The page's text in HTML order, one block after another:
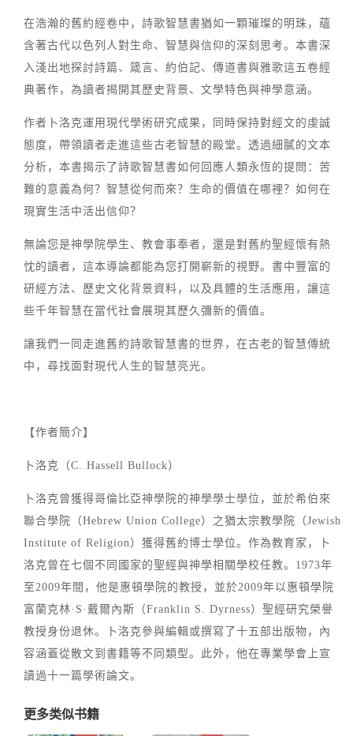
在浩瀚的舊約經卷中，詩歌智慧書猶如一顆璀璨的明珠，蘊
含著古代以色列人對生命、智慧與信仰的深刻思考。本書深
入淺出地探討詩篇、箴言、約伯記、傳道書與雅歌這五卷經
典著作，為讀者揭開其歷史背景、文學特色與神學意涵。
作者卜洛克運用現代學術研究成果，同時保持對經文的虔誠
態度，帶領讀者走進這些古老智慧的殿堂。透過細膩的文本
分析，本書揭示了詩歌智慧書如何回應人類永恆的提問：苦
難的意義為何？智慧從何而來？生命的價值在哪裡？如何在
現實生活中活出信仰？
無論您是神學院學生、教會事奉者，還是對舊約聖經懷有熱
忱的讀者，這本導論都能為您打開嶄新的視野。書中豐富的
研經方法、歷史文化背景資料，以及具體的生活應用，讓這
些千年智慧在當代社會展現其歷久彌新的價值。
讓我們一同走進舊約詩歌智慧書的世界，在古老的智慧傳統
中，尋找面對現代人生的智慧亮光。
【作者簡介】
卜洛克（C. Hassell Bullock）
卜洛克曾獲得哥倫比亞神學院的神學學士學位，並於希伯來
聯合學院（Hebrew Union College）之猶太宗教學院（Jewish
Institute of Religion）獲得舊約博士學位。作為教育家，卜
洛克曾在七個不同國家的聖經與神學相關學校任教。1973年
至2009年間，他是惠頓學院的教授，並於2009年以惠頓學院
富蘭克林·S·戴爾內斯（Franklin S. Dyrness）聖經研究榮譽
教授身份退休。卜洛克參與編輯或撰寫了十五部出版物，內
容涵蓋從散文到書籍等不同類型。此外，他在專業學會上宣
讀過十一篇學術論文。
更多类似书籍